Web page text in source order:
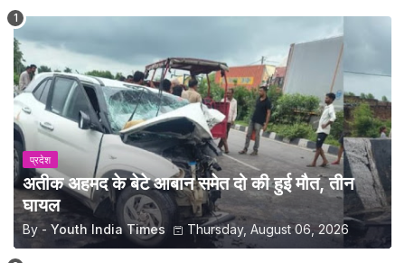
प्रदेश
अतीक अहमद के बेटे आबान समेत दो की हुई मौत, तीन
घायल
By - Youth India Times Thursday, August 06, 2026